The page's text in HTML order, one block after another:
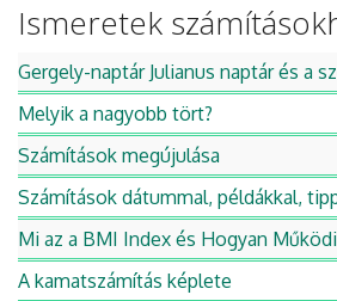
Ismeretek
Gergely-naptár Julianus naptár és a
Melyik a nagyobb tört?
Számítások megújulása
Számítások dátummal, példákkal,
Mi az a BMI Index és Hogyan
A kamatszámítás képlete